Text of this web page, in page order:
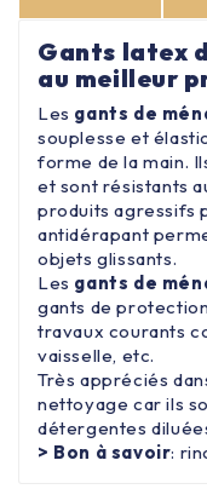
Gants latex
au meilleur
Les gants de
souplesse et
forme de la main.
et sont résistants
produits agressifs
antidérapant
objets glissants.
Les gants de
gants de protection
travaux courants
vaisselle, etc.
Très appréciés
nettoyage car ils
détergentes
> Bon à savoir: